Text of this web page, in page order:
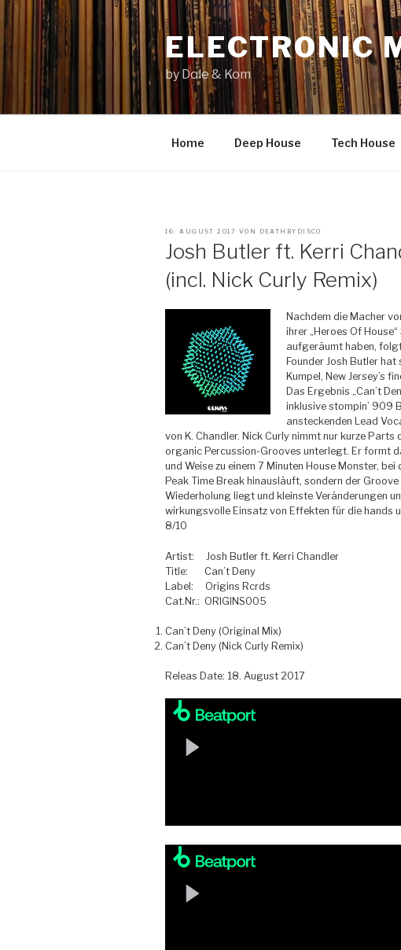
springen
ELECTRONIC
by Dole & Kom
Home Deep House Tech House
VERÖFFENTLICHT
16. AUGUST 2017 VON DEATHBYDISCO
Josh Butler ft. Kerri
(incl. Nick Curly Remix)
Nachdem die Macher
ihrer „Heroes Of
aufgeräumt haben,
Founder Josh Butler
Kumpel, New Jersey’s
Das Ergebnis „Can’t
inklusive stompin’ 909
ansteckenden Lead
von K. Chandler. Nick Curly nimmt nur kurze
organic Percussion-Grooves unterlegt. Er formt
und Weise zu einem 7 Minuten House Monster,
Peak Time Break hinausläuft, sondern der
Wiederholung liegt und kleinste Veränderungen
wirkungsvolle Einsatz von Effekten für die hands
8/10
Artist: Josh Butler ft. Kerri Chandler
Title: Can’t Deny
Label: Origins Rcrds
Cat.Nr.: ORIGINS005
Can’t Deny (Original Mix)
Can’t Deny (Nick Curly Remix)
Releas Date: 18. August 2017